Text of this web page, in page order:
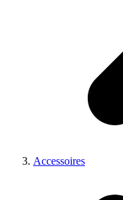
Accessoires